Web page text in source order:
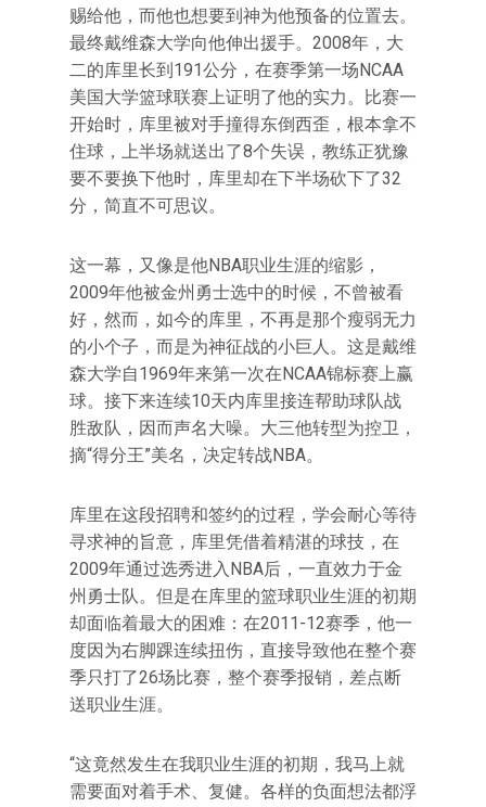
赐给他，而他也想要到神为他预备的位置去。
最终戴维森大学向他伸出援手。2008年，大
二的库里长到191公分，在赛季第一场NCAA
美国大学篮球联赛上证明了他的实力。比赛一
开始时，库里被对手撞得东倒西歪，根本拿不
住球，上半场就送出了8个失误，教练正犹豫
要不要换下他时，库里却在下半场砍下了32
分，简直不可思议。
这一幕，又像是他NBA职业生涯的缩影，
2009年他被金州勇士选中的时候，不曾被看
好，然而，如今的库里，不再是那个瘦弱无力
的小个子，而是为神征战的小巨人。这是戴维
森大学自1969年来第一次在NCAA锦标赛上赢
球。接下来连续10天内库里接连帮助球队战
胜敌队，因而声名大噪。大三他转型为控卫，
摘“得分王”美名，决定转战NBA。
库里在这段招聘和签约的过程，学会耐心等待
寻求神的旨意，库里凭借着精湛的球技，在
2009年通过选秀进入NBA后，一直效力于金
州勇士队。但是在库里的篮球职业生涯的初期
却面临着最大的困难：在2011-12赛季，他一
度因为右脚踝连续扭伤，直接导致他在整个赛
季只打了26场比赛，整个赛季报销，差点断
送职业生涯。
“这竟然发生在我职业生涯的初期，我马上就
需要面对着手术、复健。各样的负面想法都浮